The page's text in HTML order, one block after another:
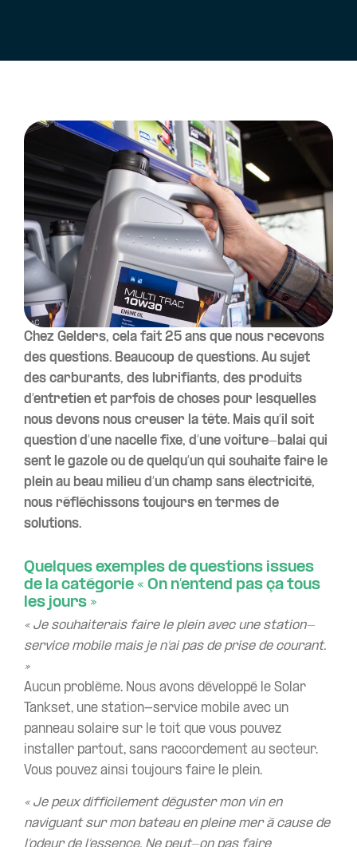
Chez Gelders, cela fait 25 ans que nous recevons
des questions. Beaucoup de questions. Au sujet
des carburants, des lubrifiants, des produits
d’entretien et parfois de choses pour lesquelles
nous devons nous creuser la tête. Mais qu’il soit
question d’une nacelle fixe, d’une voiture-balai qui
sent le gazole ou de quelqu’un qui souhaite faire le
plein au beau milieu d’un champ sans électricité,
nous réfléchissons toujours en termes de
solutions.
Quelques exemples de questions issues
de la catégorie « On n’entend pas ça tous
les jours »
« Je souhaiterais faire le plein avec une station-
service mobile mais je n’ai pas de prise de courant.
»
Aucun problème. Nous avons développé le Solar
Tankset, une station-service mobile avec un
panneau solaire sur le toit que vous pouvez
installer partout, sans raccordement au secteur.
Vous pouvez ainsi toujours faire le plein.
« Je peux difficilement déguster mon vin en
naviguant sur mon bateau en pleine mer à cause de
l’odeur de l’essence. Ne peut-on pas faire